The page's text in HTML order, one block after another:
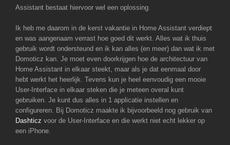
Assistant bestaat hiervoor wel een oplossing.
Ik heb me daarom in de kerst vakantie in Home Assistant verdiept
en was aangenaam verrast hoe goed dit werkt. Alles wat ik thuis
gebruik wordt ondersteund en ik kan alles (en meer) dan wat ik met
Domoticz kan. Je moet even doorkrijgen hoe de architectuur van
Home Assistant in elkaar steekt, maar als je dat eenmaal door
hebt werkt het heerlijk. Tevens kun je heel eenvoudig een mooie
User-Interface in elkaar steken die je meteen overal kunt
gebruiken. Je kunt dus alles in 1 applicatie instellen en
configureren. Bij Domoticz maakte ik bijvoorbeeld nog gebruik van
Dashticz voor de User-Interface en die werkt niet echt lekker op
een iPhone.